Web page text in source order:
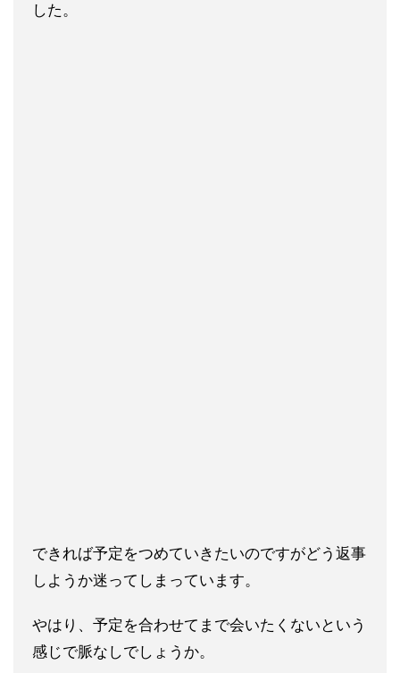
した。
できれば予定をつめていきたいのですがどう返事
しようか迷ってし まっています。
やはり、予定を合わせてまで会いたくないという
感じで脈なしでし ょうか。